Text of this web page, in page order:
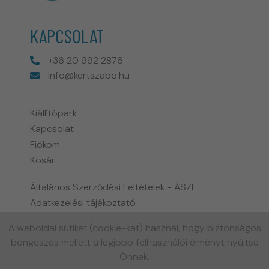
KAPCSOLAT
+36 20 992 2876
info@kertszabo.hu
Kiállítópark
Kapcsolat
Fiókom
Kosár
Általános Szerződési Feltételek - ÁSZF
Adatkezelési tájékoztató
Biohort garancia tájékoztató
Gyakran ismételt kérdések
A weboldal sütiket (cookie-kat) használ, hogy biztonságos
böngészés mellett a legjobb felhasználói élményt nyújtsa
Önnek.